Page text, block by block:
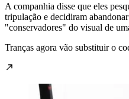
A companhia disse que eles
tripulação e decidiram
"conservadores" do visual de
Tranças agora vão substituir o